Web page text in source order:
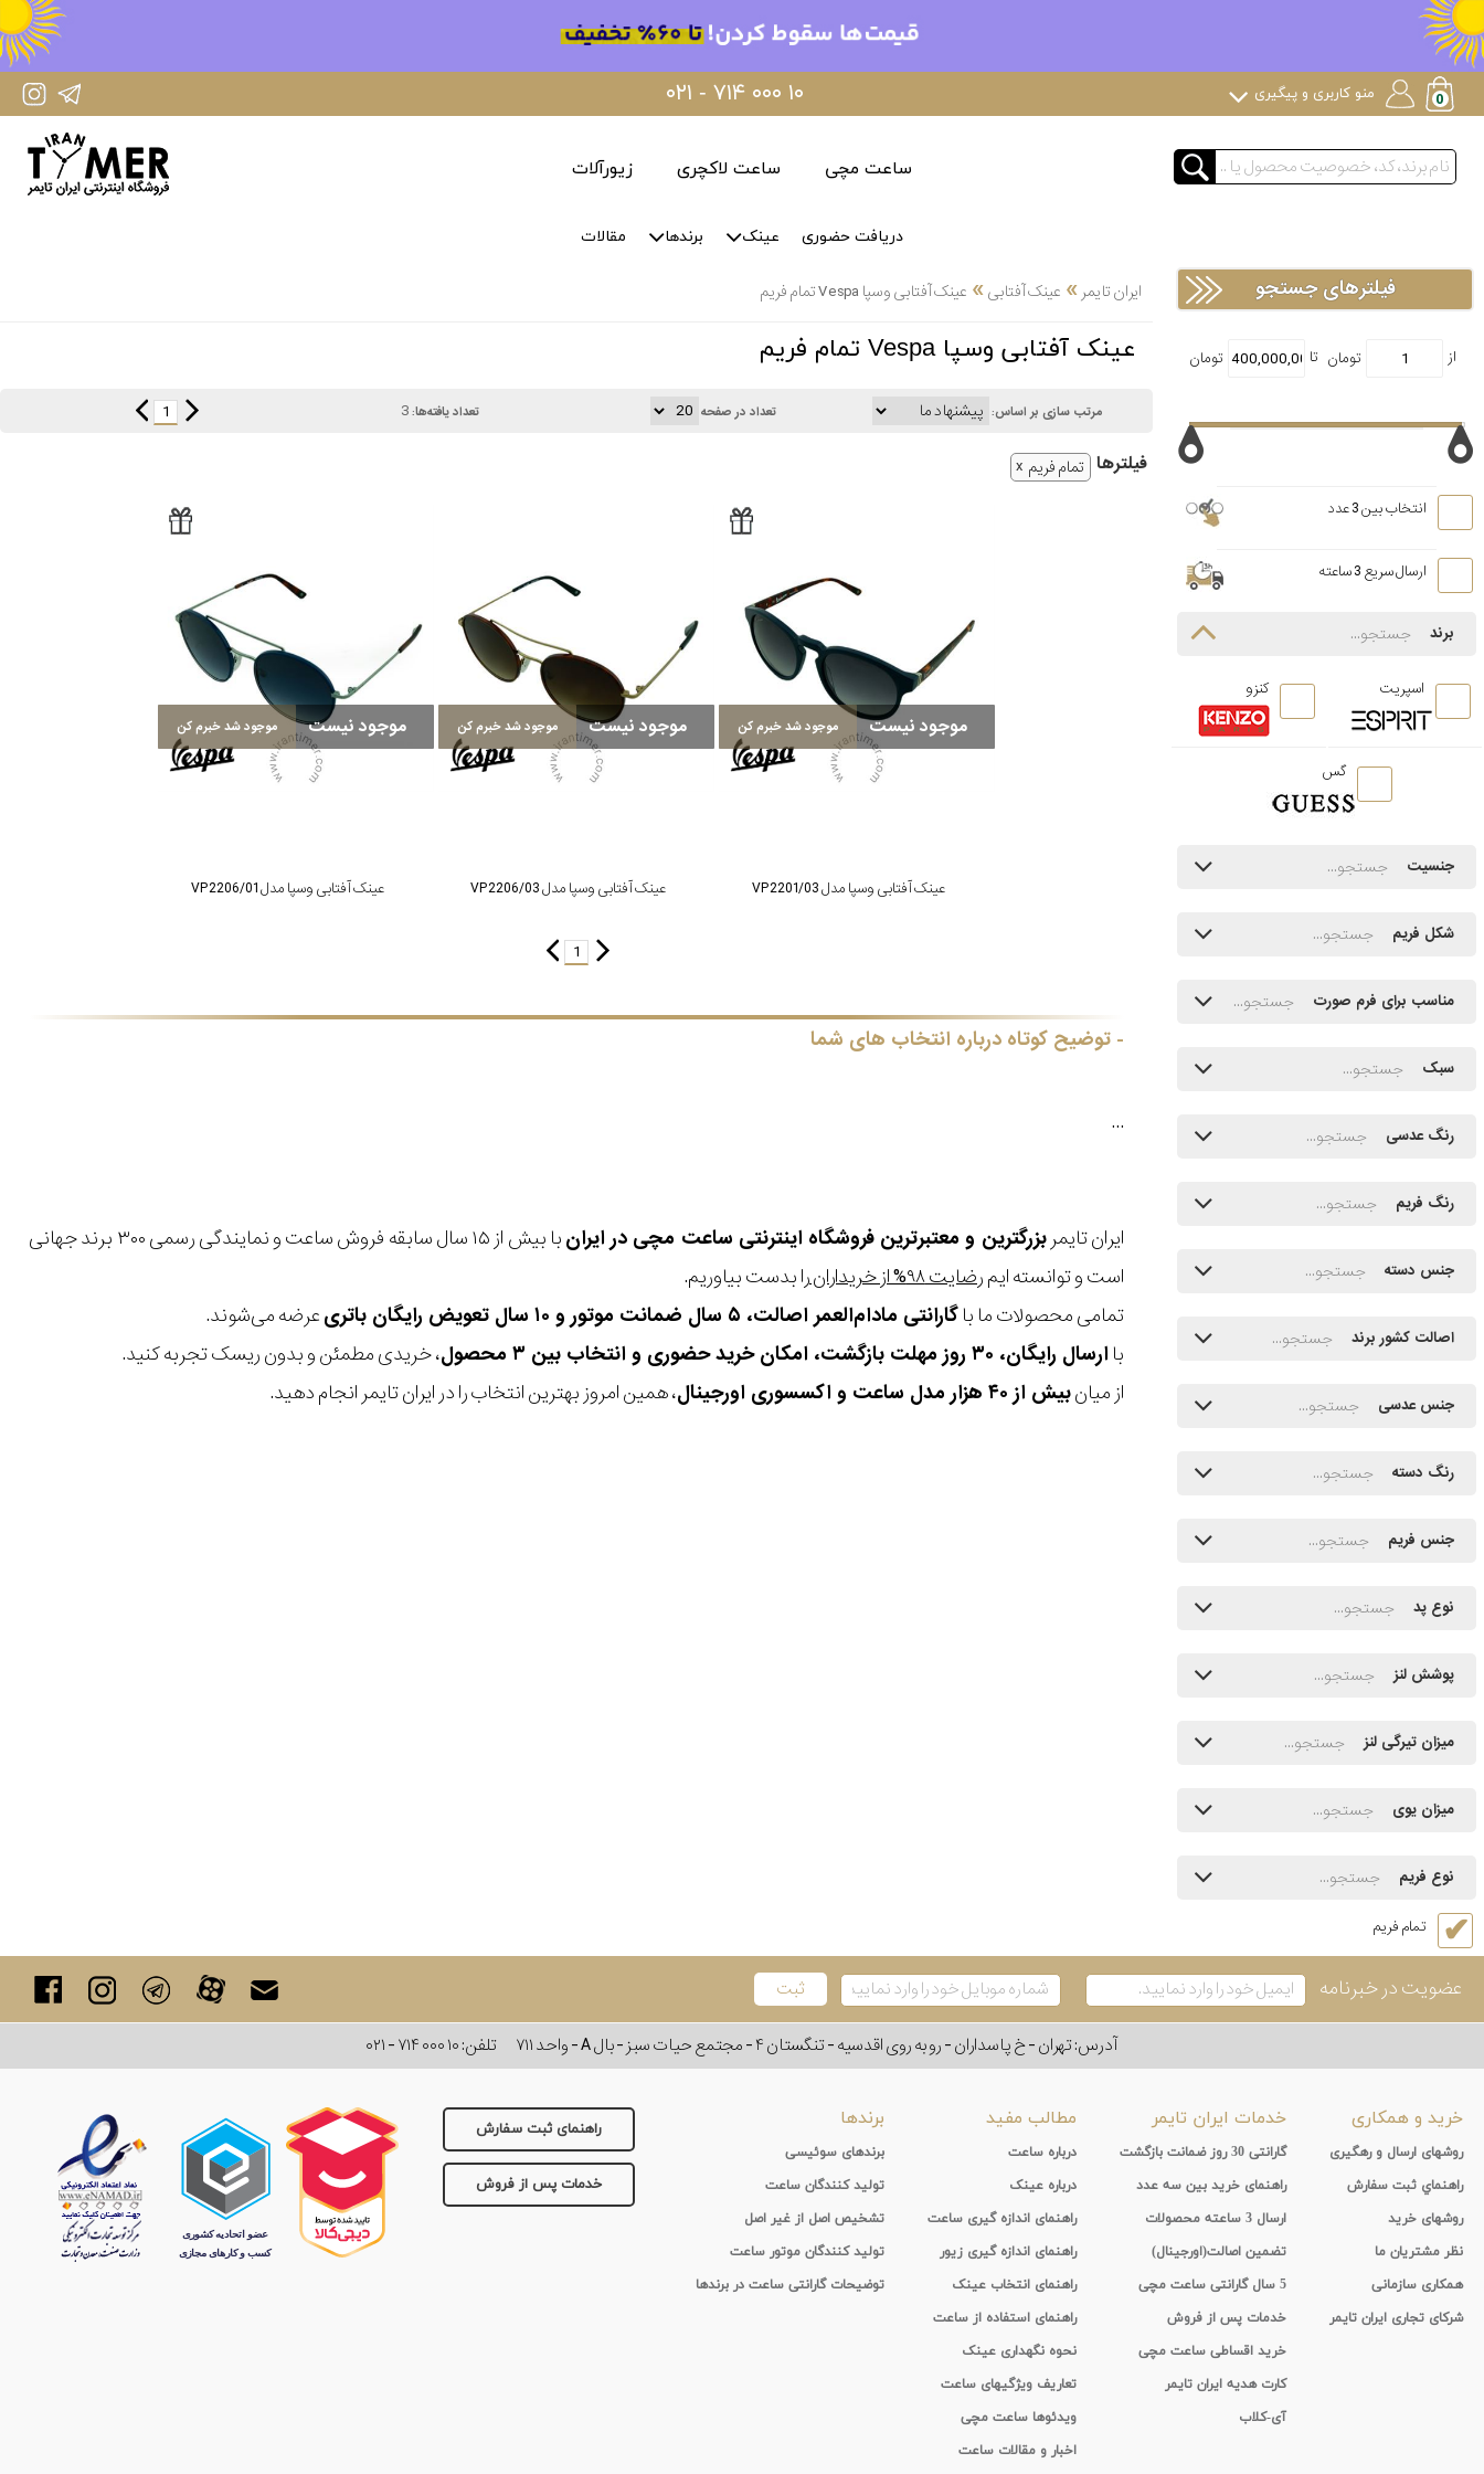
IranTimer Instagram Page ۰۲۱ - ۷۱۴ ۰۰۰ ۱۰ منو کاربری و پیگیری
ساعت مچی ساعت لاکچری زیورآلات
دریافت حضوری عینک برندها مقالات
ایران تایمر » عینک آفتابی» عینک آفتابی وسپا Vespa تمام فریم
عینک آفتابی وسپا Vespa تمام فریم
مرتب سازی بر اساس: تعداد در صفحه تعداد یافته‌ها:3
1
فیلتر‌ها تمام فریم
موجود نیست موجود شد خبرم کن
عینک آفتابی وسپا مدل VP2201/03
موجود نیست موجود شد خبرم کن
عینک آفتابی وسپا مدل VP2206/03
موجود نیست موجود شد خبرم کن
عینک آفتابی وسپا مدل VP2206/01
1
توضیح کوتاه درباره انتخاب های شما
...
ایران تایمربزرگترین و معتبرترین فروشگاه اینترنتی ساعت مچی در ایران
با بیش از ۱۵ سال سابقه فروش ساعت و نمایندگی رسمی ۳۰۰ برند جهانی
است و توانسته ایمرضایت ۹۸% از خریداران
را بدست بیاوریم.
تمامی محصولات ما باگارانتی مادام‌العمر اصالت، ۵ سال ضمانت موتور و ۱۰ سال تعویض رایگان باتری
عرضه می‌شوند.
باارسال رایگان، ۳۰ روز مهلت بازگشت، امکان خرید حضوری و انتخاب بین ۳ محصول
، خریدی مطمئن و بدون ریسک تجربه کنید.
از میانبیش از ۴۰ هزار مدل ساعت و اکسسوری اورجینال ، همین امروز بهترین انتخاب را در ایران تایمر انجام دهید.
فیلترهای جستجو
انتخاب بین 3 عدد
ارسال سریع 3 ساعته
برند
اسپریت کنزو
گس
جنسیت
شکل فریم
مناسب برای فرم صورت
سبک
رنگ عدسی
رنگ فریم
جنس دسته
اصالت کشور برند
جنس عدسی
رنگ دسته
جنس فریم
نوع پد
پوشش لنز
میزان تیرگی لنز
میزان یوی
نوع فریم
تمام فریم
عضویت در خبرنامه
آدرس: تهران - خ پاسداران - رو به روی اقدسیه - تنگستان ۴ - مجتمع حیات سبز - بال A - واحد ۷۱۱ تلفن:۰۲۱ - ۷۱۴ ۰۰۰ ۱۰
راهنمای ثبت سفارش
خدمات پس از فروش
خرید و همکاری
روشهای ارسال و رهگیری
راهنماي ثبت سفارش
روشهای خرید
نظر مشتریان ما
همکاری سازمانی
شرکای تجاری ایران تایمر
خدمات ایران تایمر
گارانتی 30 روز ضمانت بازگشت
راهنمای خرید بین سه عدد
ارسال 3 ساعته محصولات
تضمین اصالت(اورجینال)
5 سال گارانتی ساعت مچی
خدمات پس از فروش
خرید اقساطی ساعت مچی
کارت هدیه ایران تایمر
آی-کلاب
مطالب مفید
درباره ساعت
درباره عینک
راهنمای اندازه گیری ساعت
راهنمای اندازه گیری زیور
راهنمای انتخاب عینک
راهنمای استفاده از ساعت
نحوه نگهداری عینک
تعاریف ویژگیهای ساعت
ویدئوها ساعت مچی
اخبار و مقالات ساعت
برندها
برندهای سوئیسی
تولید کنندگان ساعت
تشخیص اصل از غیر اصل
تولید کنندگان موتور ساعت
توضیحات گارانتی ساعت در برندها